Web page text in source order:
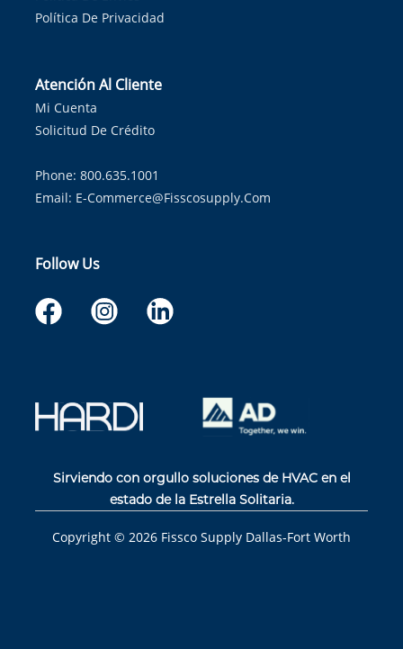
Política De Privacidad
Atención Al Cliente
Mi Cuenta
Solicitud De Crédito
Phone: 800.635.1001
Email: E-Commerce@fisscosupply.com
Follow Us
Sirviendo con orgullo soluciones de HVAC en el
estado de la Estrella Solitaria.
Copyright © 2026 Fissco Supply Dallas-Fort Worth